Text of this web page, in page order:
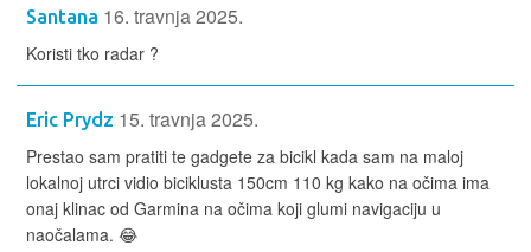
Santana 16. travnja 2025.
Koristi tko radar ?
Eric Prydz 15. travnja 2025.
Prestao sam pratiti te gadgete za bicikl kada sam na maloj
lokalnoj utrci vidio biciklusta 150cm 110 kg kako na očima ima
onaj klinac od Garmina na očima koji glumi navigaciju u
naočalama. 😂